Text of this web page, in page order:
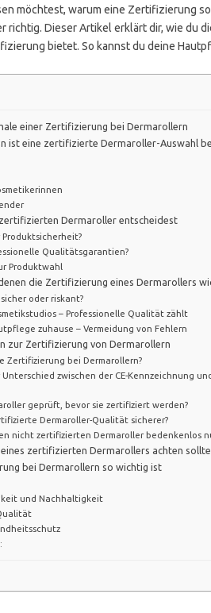
möchtest, warum eine Zertifizierung
richtig. Dieser Artikel erklärt dir, wie du
bietet. So kannst du deine
einer Zertifizierung bei Dermarollern
ist eine zertifizierte Dermaroller-Auswahl
Dermaroller entscheidest
Qualitätsgarantien?
Produktwahl
die Zertifizierung eines Dermarollers
oder riskant?
– Professionelle Qualität zählt
zuhause – Vermeidung von Fehlern
zur Zertifizierung von Dermarollern
Zertifizierung bei Dermarollern?
zwischen der CE-Kennzeichnung
geprüft, bevor sie zertifiziert werden?
Dermaroller-Qualität sicherer?
nicht zertifizierten Dermaroller bedenkenlos
zertifizierten Dermarollers achten
bei Dermarollern so wichtig ist
und Nachhaltigkeit